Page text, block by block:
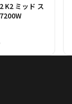
K2 ミッド ス